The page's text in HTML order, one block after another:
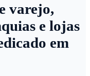
varejo,
e lojas
em